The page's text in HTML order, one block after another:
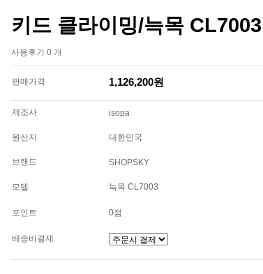
키드 클라이밍/늑목
사용후기 0 개
판매가격 1,126,200원
제조사 isopa
원산지 대한민국
브랜드 SHOPSKY
모델 늑목 CL7003
포인트 0점
배송비결제